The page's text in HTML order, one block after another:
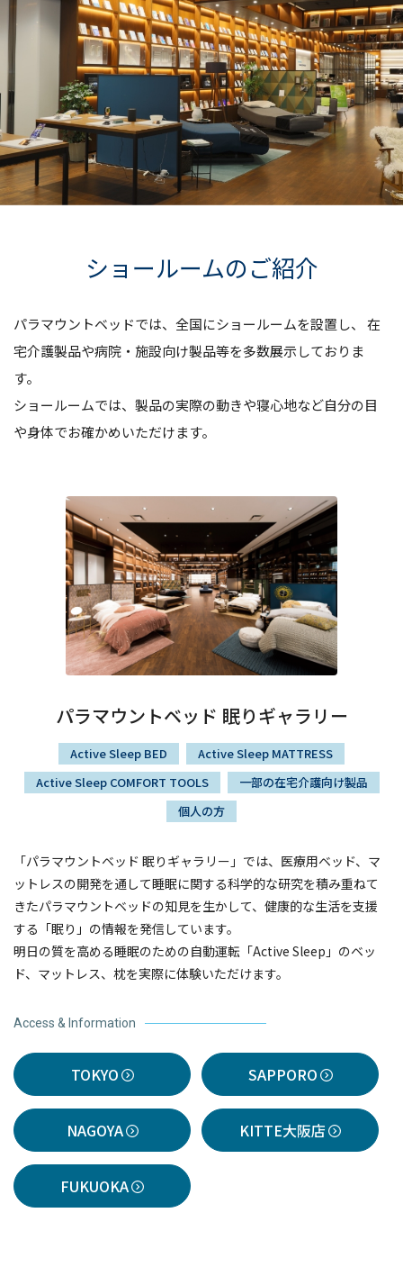
ショールームのご紹介
パラマウントベッドでは、全国にショールームを設置し、
在
宅介護製品や病院・施設向け製品等を多数展示しておりま
す。
ショールームでは、製品の実際の動きや寝心地など自分の目
や身体でお確かめいただけます。
パラマウントベッド 眠りギャラリー
Active Sleep BED
Active Sleep MATTRESS
Active Sleep COMFORT TOOLS
一部の在宅介護向け製品
個人の方
「パラマウントベッド 眠りギャラリー」では、医療用ベッド、マ
ットレスの開発を通して睡眠に関する科学的な研究を積み重ねて
きたパラマウントベッドの知見を生かして、健康的な生活を支援
する「眠り」の情報を発信しています。
明日の質を高める睡眠のための自動運転「Active Sleep」のベッ
ド、マットレス、枕を実際に体験いただけます。
Access & Information
TOKYO SAPPORO
NAGOYA KITTE大阪店
FUKUOKA